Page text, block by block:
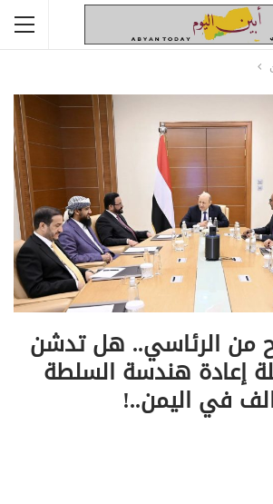
من الرئاسي.. هل تدشن
إعادة هندسة السلطة
في اليمن..!